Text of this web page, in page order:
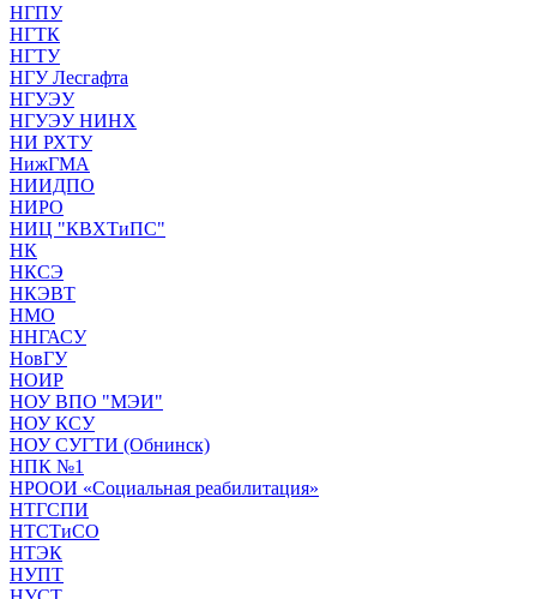
НГПУ
НГТК
НГТУ
НГУ Лесгафта
НГУЭУ
НГУЭУ НИНХ
НИ РХТУ
НижГМА
НИИДПО
НИРО
НИЦ "КВХТиПС"
НК
НКСЭ
НКЭВТ
НМО
ННГАСУ
НовГУ
НОИР
НОУ ВПО "МЭИ"
НОУ КСУ
НОУ СУГТИ (Обнинск)
НПК №1
НРООИ «Социальная реабилитация»
НТГСПИ
НТСТиСО
НТЭК
НУПТ